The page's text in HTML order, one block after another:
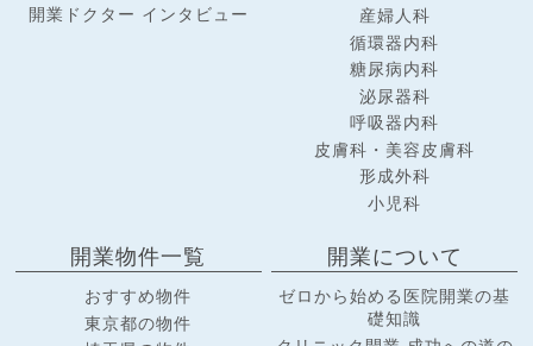
開業ドクター インタビュー
産婦人科
循環器内科
糖尿病内科
泌尿器科
呼吸器内科
皮膚科・美容皮膚科
形成外科
小児科
開業物件一覧
おすすめ物件
東京都の物件
開業について
ゼロから始める医院開業の基
礎知識